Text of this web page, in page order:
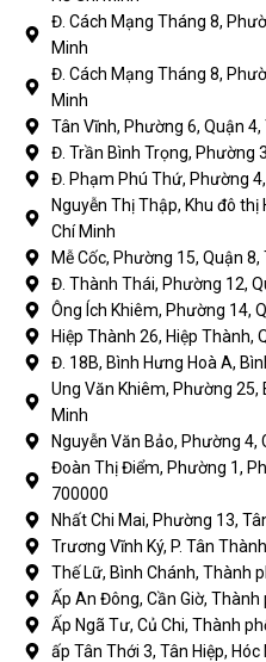
Đ. Cách Mạng Tháng 8,
Minh
Đ. Cách Mạng Tháng 8,
Minh
Tân Vĩnh, Phường 6, Quận
Đ. Trần Bình Trọng, Phường
Đ. Phạm Phú Thứ, Phường
Nguyễn Thị Thập, Khu đô
Chí Minh
Mễ Cốc, Phường 15, Quận
Đ. Thành Thái, Phường 12,
Ông Ích Khiêm, Phường 14,
Hiệp Thành 26, Hiệp Thành,
Đ. 18B, Bình Hưng Hoà A,
Ung Văn Khiêm, Phường 25,
Minh
Nguyễn Văn Bảo, Phường 4,
Đoàn Thị Điểm, Phường 1,
700000
Nhất Chi Mai, Phường 13,
Trương Vĩnh Ký, P. Tân
Thế Lữ, Bình Chánh, Thành
Ấp An Đông, Cần Giờ, Thành
Ấp Ngã Tư, Củ Chi, Thành
ấp Tân Thới 3, Tân Hiệp,